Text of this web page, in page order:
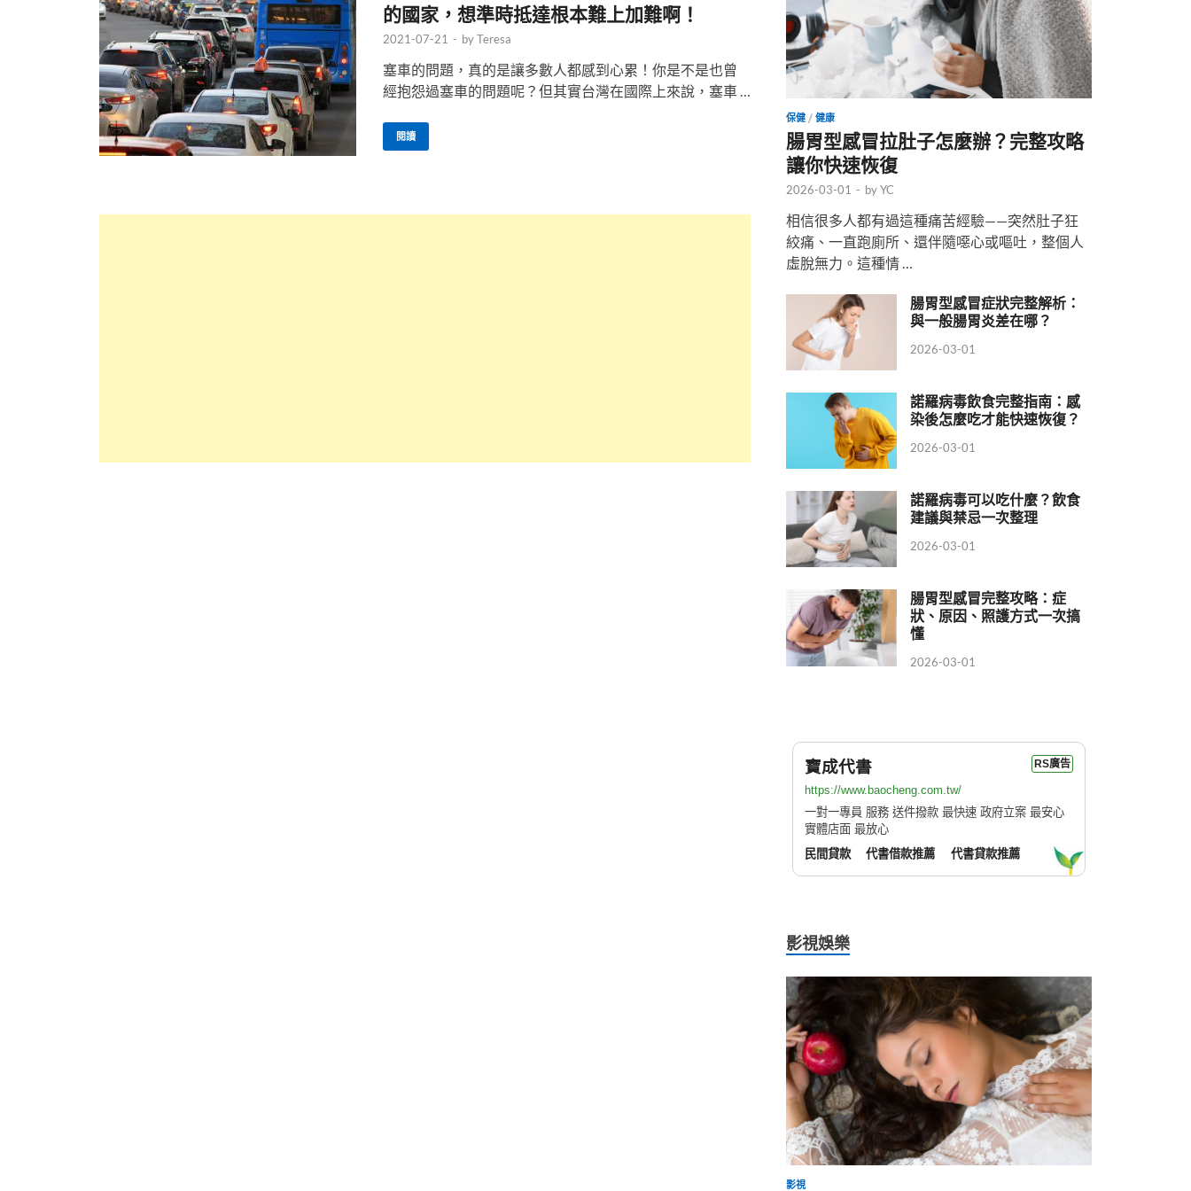
的國家，想準時抵達根本難上加難啊！
2021-07-21 - byTeresa
塞車的問題，真的是讓多數人都感到心累！你是不是也曾
經抱怨過塞車的問題呢？但其實台灣在國際上來說，塞車 …
閱讀
保健 /健康
腸胃型感冒拉肚子怎麼辦？完整攻略
讓你快速恢復
2026-03-01 - byYC
相信很多人都有過這種痛苦經驗——突然肚子狂
絞痛、一直跑廁所、還伴隨噁心或嘔吐，整個人
虛脫無力。這種情 …
腸胃型感冒症狀完整解析：
與一般腸胃炎差在哪？
2026-03-01
諾羅病毒飲食完整指南：感
染後怎麼吃才能快速恢復？
2026-03-01
諾羅病毒可以吃什麼？飲食
建議與禁忌一次整理
2026-03-01
腸胃型感冒完整攻略：症
狀、原因、照護方式一次搞
懂
2026-03-01
寶成代書 RS廣告
https://www.baocheng.com.tw/
一對一專員 服務 送件撥款 最快速 政府立案 最安心
實體店面 最放心
民間貸款
代書借款推薦 代書貸款推薦
影視娛樂
影視